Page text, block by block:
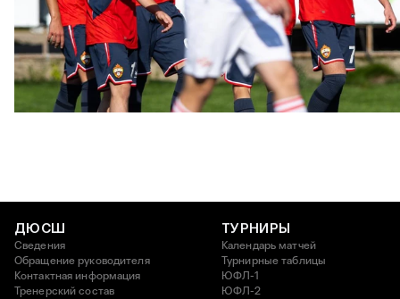
ЮФЛ: Московское дерби на «Октябре»
3 АВГУСТА 2026 14:15
ДЮСШ
Сведения
Обращение руководителя
Контактная информация
Тренерский состав
ТУРНИРЫ
Календарь матчей
Турнирные таблицы
ЮФЛ-1
ЮФЛ-2